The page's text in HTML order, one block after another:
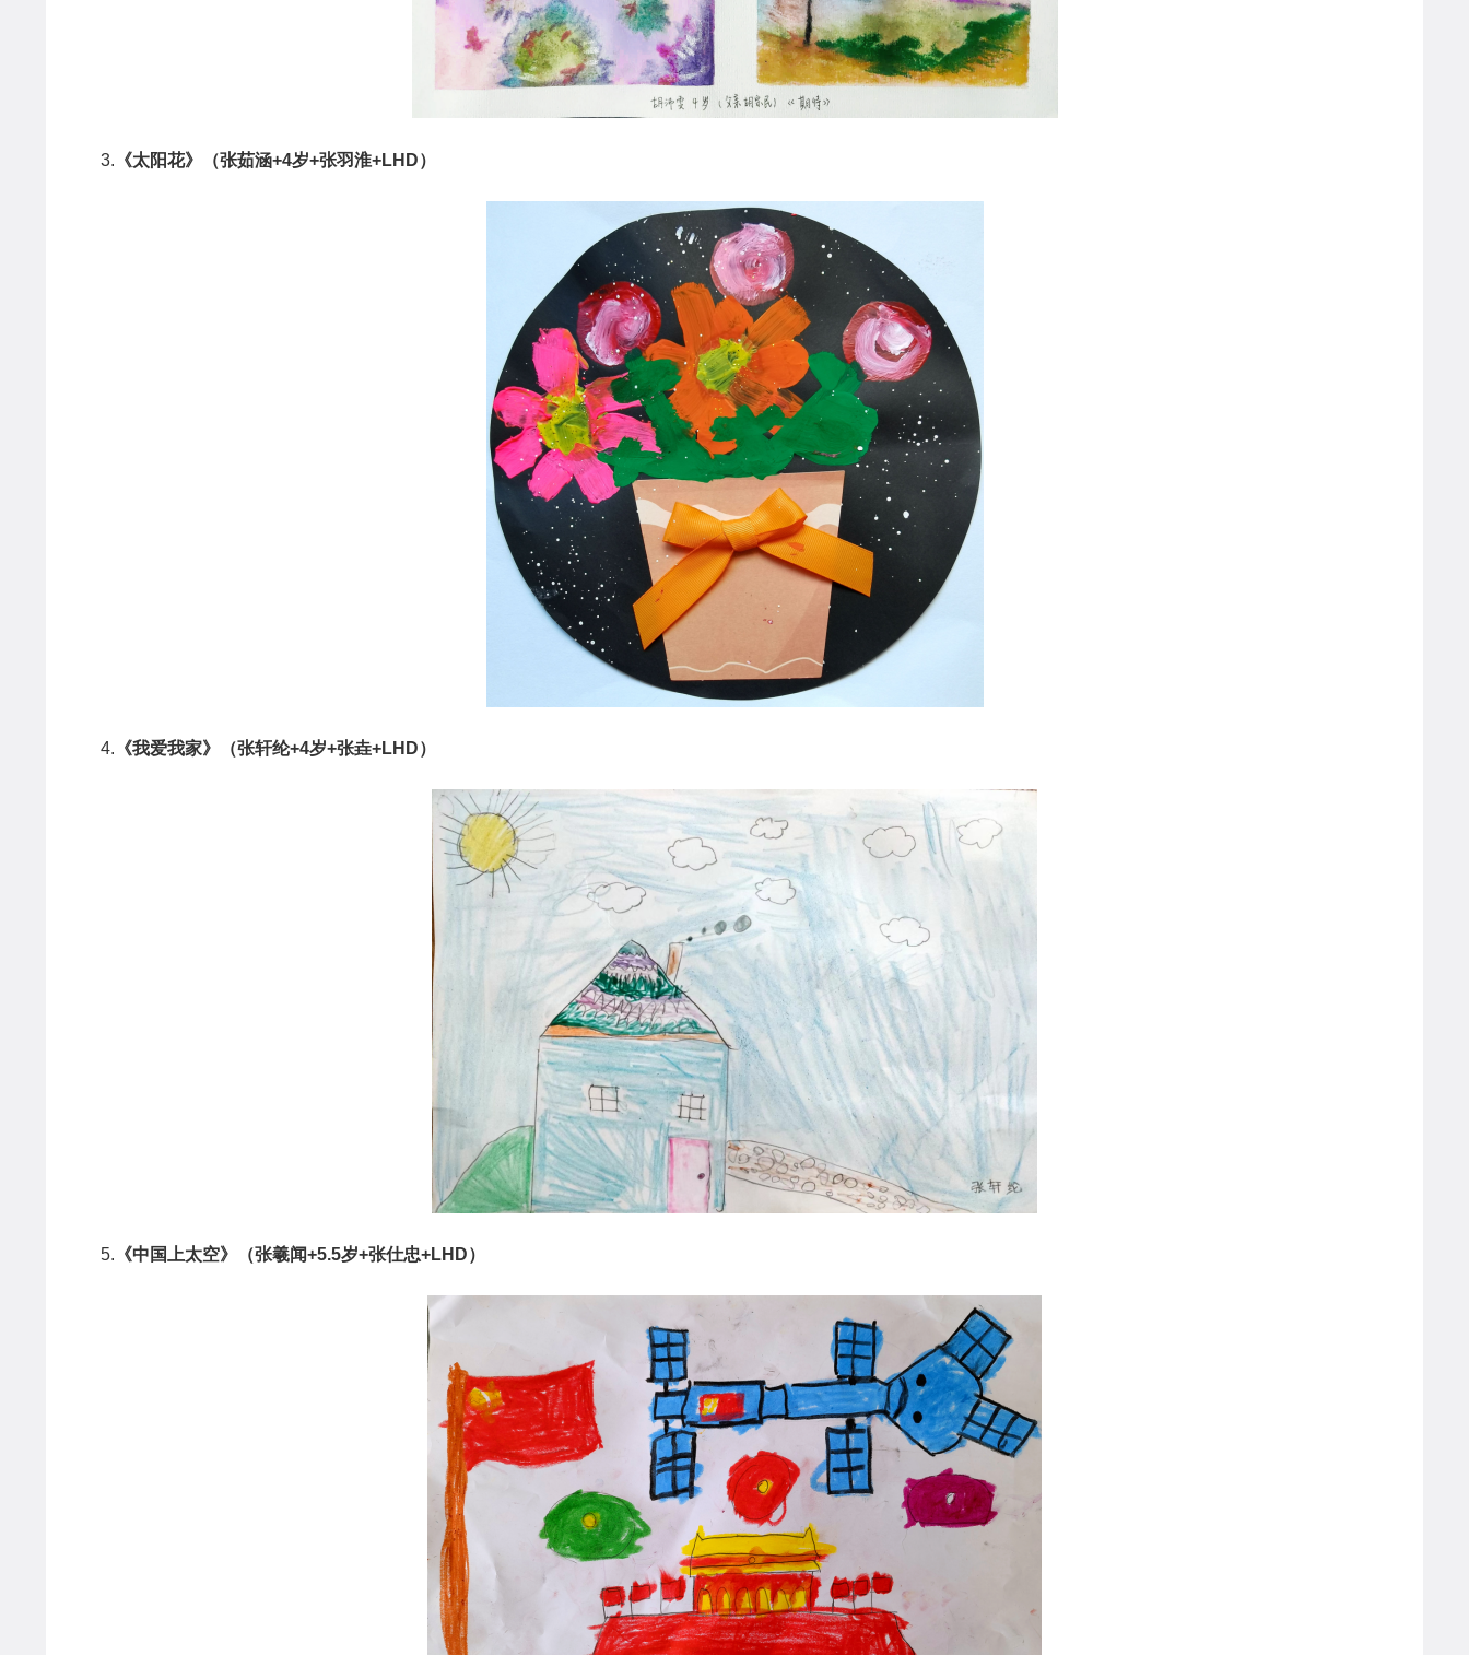
3. 《太阳花》（张茹涵+4岁+张羽淮+LHD）
4. 《我爱我家》（张轩纶+4岁+张垚+LHD）
5. 《中国上太空》（张羲闻+5.5岁+张仕忠+LHD）